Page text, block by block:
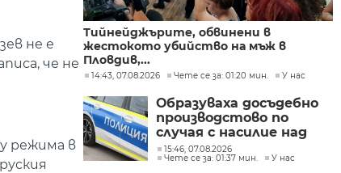
не е
че не
режима в
Тийнейджърите, обвинени в
жестокото убийство на мъж в
Пловдив,...
14:43, 07.08.2026 Чете се за: 01:20 мин. У нас
Образуваха досъдебно
производстово по
случая с насилие над
дете в Радомир
15:46, 07.08.2026
Чете се за: 01:37 мин.
У нас